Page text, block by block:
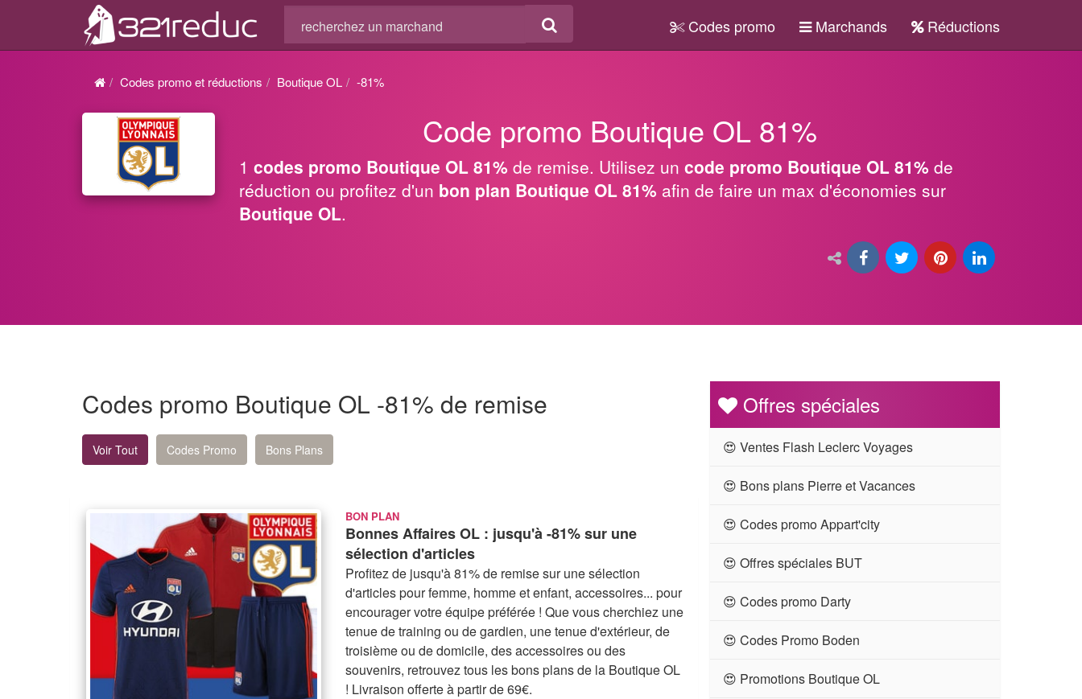
Codes promo Marchands Réductions
Codes promo et réductions Boutique OL -81%
Code promo Boutique OL 81%
1 codes promo Boutique OL 81% de remise. Utilisez un code promo Boutique OL 81% de
réduction ou profitez d'un bon plan Boutique OL 81% afin de faire un max d'économies sur
Boutique OL.
Codes promo Boutique OL -81% de remise
Voir Tout Codes Promo Bons Plans
BON PLAN
Bonnes Affaires OL : jusqu'à -81% sur une
sélection d'articles
Profitez de jusqu'à 81% de remise sur une sélection
d'articles pour femme, homme et enfant, accessoires... pour
encourager votre équipe préférée ! Que vous cherchiez une
tenue de training ou de gardien, une tenue d'extérieur, de
troisième ou de domicile, des accessoires ou des
souvenirs, retrouvez tous les bons plans de la Boutique OL
! Livraison offerte à partir de 69€.
Offres spéciales
😍 Ventes Flash Leclerc Voyages
😍 Bons plans Pierre et Vacances
😍 Codes promo Appart'city
😍 Offres spéciales BUT
😍 Codes promo Darty
😍 Codes Promo Boden
😍 Promotions Boutique OL